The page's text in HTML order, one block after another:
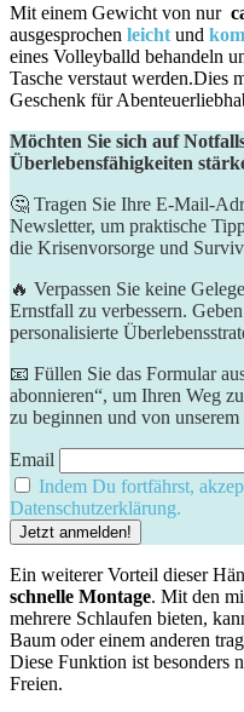
Mit einem Gewicht von nur ⁢
ausgesprochen leicht und
eines Volleyballd behandeln
Tasche verstaut werden.Dies
⁣Geschenk für
Möchten Sie sich auf
Überlebensfähigkeiten
🤔 Tragen Sie Ihre E-Mail-
Newsletter, um praktische
die Krisenvorsorge und
🔥 Verpassen Sie keine
Ernstfall zu verbessern.
personalisierte
📧 Füllen Sie das Formular
abonnieren“, um Ihren Weg
zu beginnen und von
Email
Indem Du fortfährst,
Datenschutzerklärung.
Ein weiterer Vorteil dieser​
schnelle Montage. Mit den
mehrere Schlaufen bieten,
Baum oder einem anderen
Diese Funktion ⁣ist besonders
Freien.